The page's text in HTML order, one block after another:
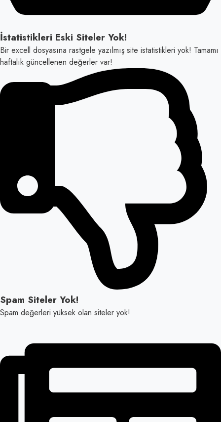
İstatistikleri Eski Siteler Yok!
Bir excell dosyasına rastgele yazılmış site istatistikleri yok! Tamamı
haftalık güncellenen değerler var!
Spam Siteler Yok!
Spam değerleri yüksek olan siteler yok!